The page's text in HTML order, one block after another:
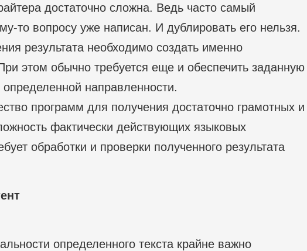
достаточно сложна. Ведь часто самый
то вопросу уже написан. И дублировать его нельзя.
результата необходимо создать именно
этом обычно требуется еще и обеспечить заданную
направленности.
программ для получения достаточно грамотных и
фактически действующих языковых
обработки и проверки полученного результата
определенного текста крайне важно